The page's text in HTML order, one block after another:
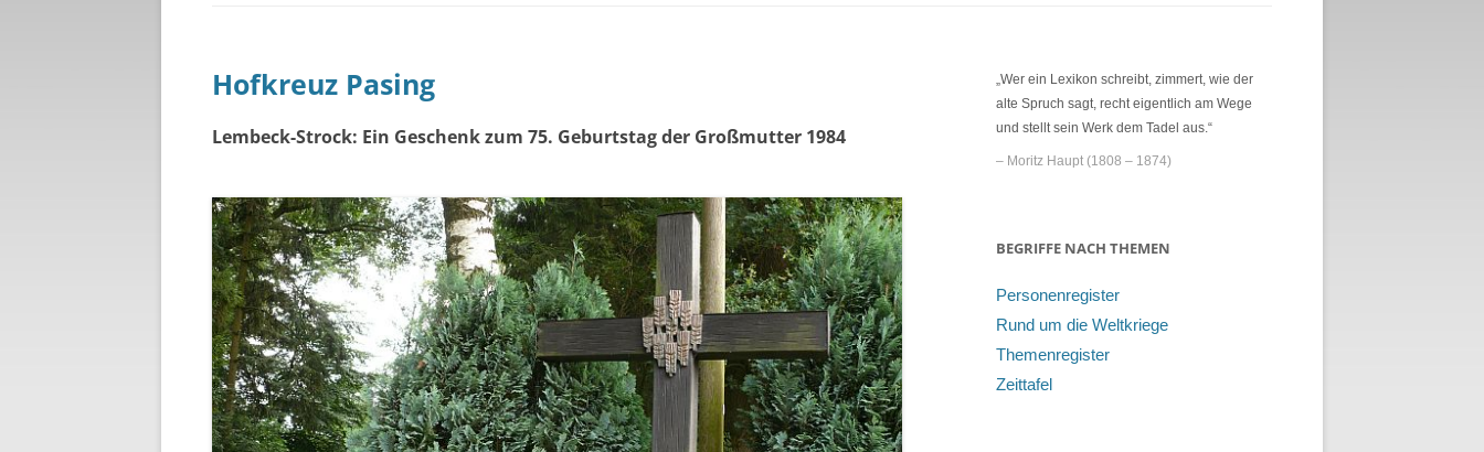
ÜBER DAS PROJEKT PERSONENREGISTER
RUND UM DIE WELTKRIEGE
ZEITTAFEL
LINKS DANK
Hofkreuz Pasing
Lembeck-Strock: Ein Geschenk zum 75. Geburtstag der Großmutter 1984
„Wer ein Lexikon schreibt, zimmert, wie der
alte Spruch sagt, recht eigentlich am Wege
und stellt sein Werk dem Tadel aus.“
– Moritz Haupt (1808 – 1874)
BEGRIFFE NACH THEMEN
Personenregister
Rund um die Weltkriege
Themenregister
Zeittafel